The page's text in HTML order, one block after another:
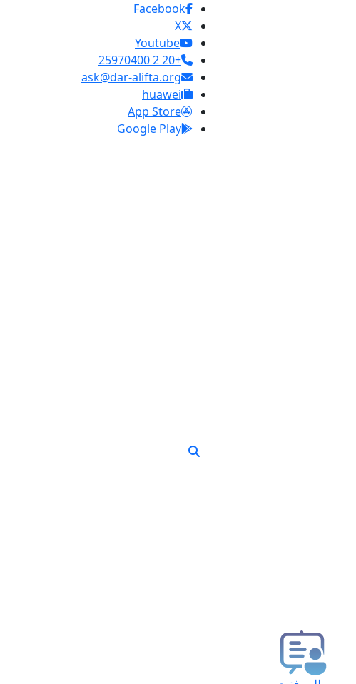
Facebook
X
Youtube
+20 2 25970400
ask@dar-alifta.org
huawei
App Store
Google Play